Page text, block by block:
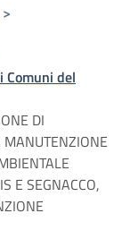
>
Comuni del
DI
MANUTENZIONE
E SEGNACCO,